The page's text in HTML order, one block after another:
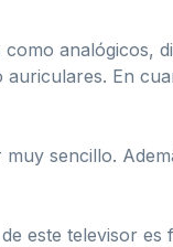
analógicos,
En
sencillo.
este televisor es